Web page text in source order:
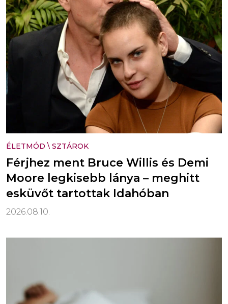
ÉLETMÓD \ SZTÁROK
Férjhez ment Bruce Willis és Demi
Moore legkisebb lánya – meghitt
esküvőt tartottak Idahóban
2026.08.10.